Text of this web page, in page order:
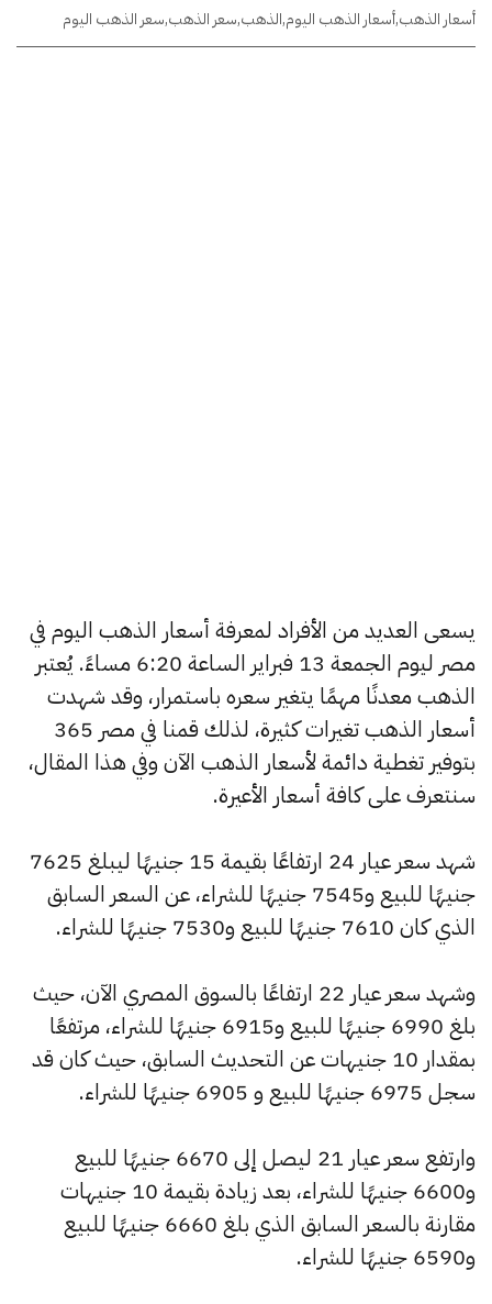
أسعار الذهب,أسعار الذهب اليوم,الذهب,سعر الذهب,سعر الذهب اليوم
يسعى العديد من الأفراد لمعرفة أسعار الذهب اليوم في
مصر ليوم الجمعة 13 فبراير الساعة 6:20 مساءً. يُعتبر
الذهب معدنًا مهمًا يتغير سعره باستمرار، وقد شهدت
أسعار الذهب تغيرات كثيرة، لذلك قمنا في مصر 365
بتوفير تغطية دائمة لأسعار الذهب الآن وفي هذا المقال،
سنتعرف على كافة أسعار الأعيرة.
شهد سعر عيار 24 ارتفاعًا بقيمة 15 جنيهًا ليبلغ 7625
جنيهًا للبيع و7545 جنيهًا للشراء، عن السعر السابق
الذي كان 7610 جنيهًا للبيع و7530 جنيهًا للشراء.
وشهد سعر عيار 22 ارتفاعًا بالسوق المصري الآن، حيث
بلغ 6990 جنيهًا للبيع و6915 جنيهًا للشراء، مرتفعًا
بمقدار 10 جنيهات عن التحديث السابق، حيث كان قد
سجل 6975 جنيهًا للبيع و 6905 جنيهًا للشراء.
وارتفع سعر عيار 21 ليصل إلى 6670 جنيهًا للبيع
و6600 جنيهًا للشراء، بعد زيادة بقيمة 10 جنيهات
مقارنة بالسعر السابق الذي بلغ 6660 جنيهًا للبيع
و6590 جنيهًا للشراء.